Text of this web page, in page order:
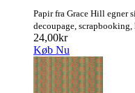
Papir fra Grace Hill
decoupage,
24,00kr
Køb Nu